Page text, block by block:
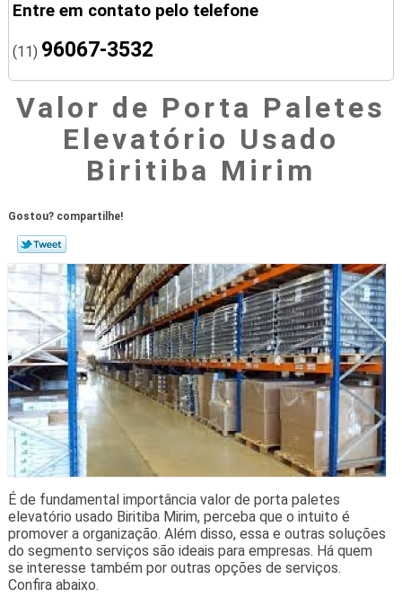
Entre em contato pelo telefone
(11) 96067-3532
Valor de Porta Paletes
Elevatório Usado
Biritiba Mirim
Gostou? compartilhe!
É de fundamental importância valor de porta paletes
elevatório usado Biritiba Mirim, perceba que o intuito é
promover a organização. Além disso, essa e outras soluções
do segmento serviços são ideais para empresas. Há quem
se interesse também por outras opções de serviços.
Confira abaixo.